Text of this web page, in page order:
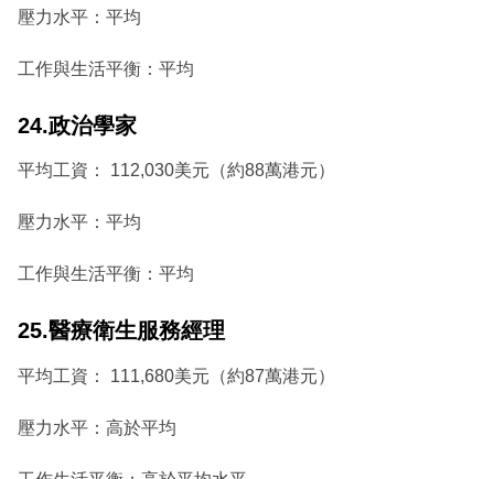
壓力水平：平均
工作與生活平衡：平均
24.政治學家
平均工資： 112,030美元（約88萬港元）
壓力水平：平均
工作與生活平衡：平均
25.醫療衛生服務經理
平均工資： 111,680美元（約87萬港元）
壓力水平：高於平均